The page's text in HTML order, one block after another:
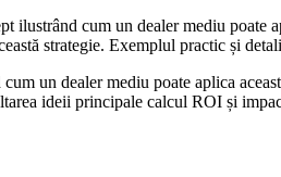
cum un dealer mediu poate
strategie. Exemplul practic și
un dealer mediu poate aplica
ideii principale calcul ROI și